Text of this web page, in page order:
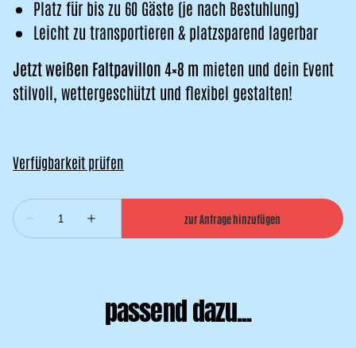
Platz für bis zu 60 Gäste (je nach Bestuhlung)
Leicht zu transportieren & platzsparend lagerbar
Jetzt weißen Faltpavillon 4×8 m mieten und dein Event
stilvoll, wettergeschützt und flexibel gestalten!
passend dazu...